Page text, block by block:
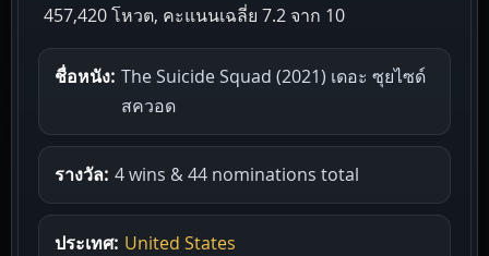
457,420 โหวต, คะแนนเฉลี่ย 7.2 จาก 10
ชื่อหนัง: The Suicide Squad (2021) เดอะ ซุยไซด์
สควอด
รางวัล: 4 wins & 44 nominations total
ประเทศ: United States